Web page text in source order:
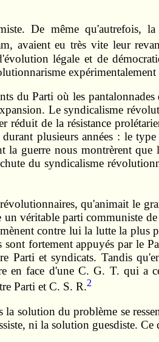
De même qu'autrefois,
avaient eu très vite leur
légale et de
du Parti où les pantalonnades
Le syndicalisme
réduit de la résistance
plusieurs années : le
la guerre nous montrèrent
du syndicalisme
qu'animait le
véritable parti communiste de
contre lui la lutte la plus
fortement appuyés par le
Parti et syndicats. Tandis
en face d'une C. G. T. qui a
Parti et C. S. R.2
solution du problème se
ni la solution guesdiste.